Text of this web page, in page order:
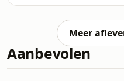
zoals Silverfin
lanceert
rond Space
50%.Stijn
BDO Belgium
Belgische
cryptofiscaliteit.
Meer
Aanbevolen